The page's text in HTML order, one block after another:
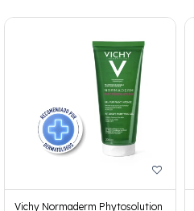
Vichy Normaderm Phytosolution